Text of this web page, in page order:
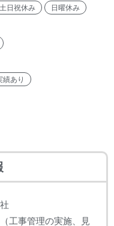
土日祝休み
日曜休み
績あり
工事管理の実施、見